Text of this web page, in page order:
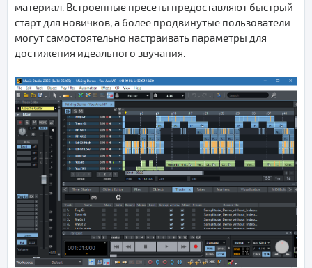
материал. Встроенные пресеты предоставляют быстрый
старт для новичков, а более продвинутые пользователи
могут самостоятельно настраивать параметры для
достижения идеального звучания.